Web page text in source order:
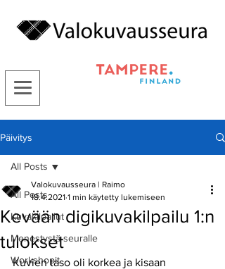
Päivitys
All Posts
Kuvakilpailut
Menestystä seuralle
Workshopit
All Posts
Kevään digikuvakilpailu 1:n
tulokset
Valokuvausseura | Raimo
18.4.2021 1 min käytetty lukemiseen
Kuvien taso oli korkea ja kisaan